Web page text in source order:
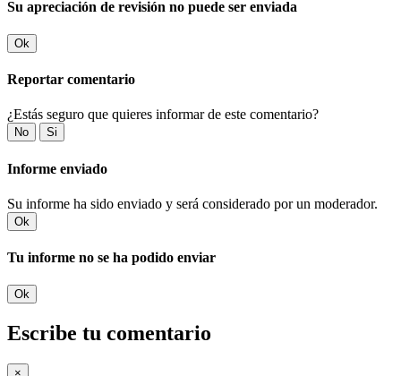
Su apreciación de revisión no puede ser enviada
Ok
Reportar comentario
¿Estás seguro que quieres informar de este comentario?
No Si
Informe enviado
Su informe ha sido enviado y será considerado por un moderador.
Ok
Tu informe no se ha podido enviar
Ok
Escribe tu comentario
×